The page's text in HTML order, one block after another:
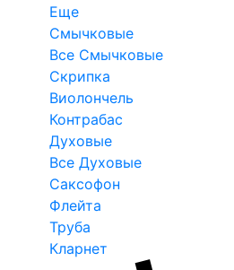
Еще
Смычковые
Все Смычковые
Скрипка
Виолончель
Контрабас
Духовые
Все Духовые
Саксофон
Флейта
Труба
Кларнет